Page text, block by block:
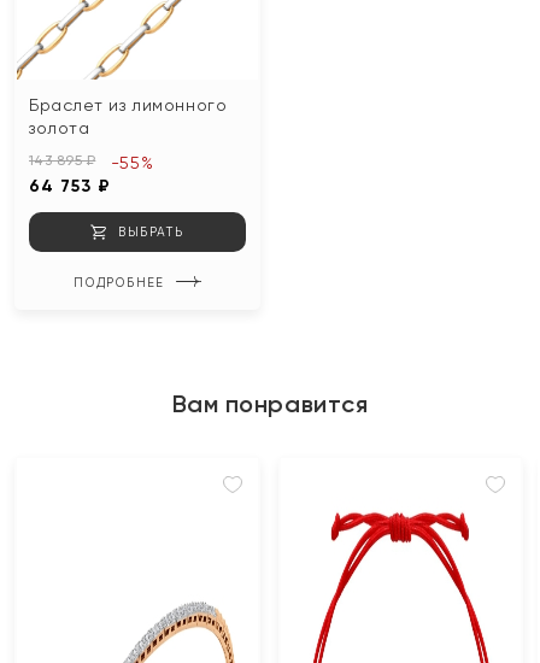
Браслет из лимонного
золота
143 895 ₽
64 753 ₽
-55%
ВЫБРАТЬ
ПОДРОБНЕЕ
Вам понравится